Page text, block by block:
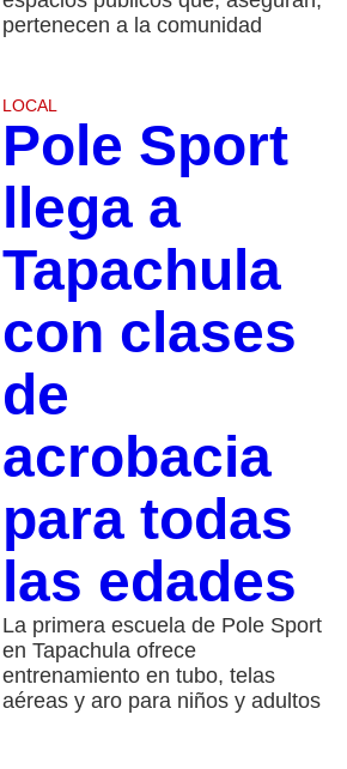
pertenecen a la comunidad
LOCAL
Pole Sport
llega a
Tapachula
con clases
de
acrobacia
para todas
las edades
La primera escuela de Pole Sport
en Tapachula ofrece
entrenamiento en tubo, telas
aéreas y aro para niños y adultos